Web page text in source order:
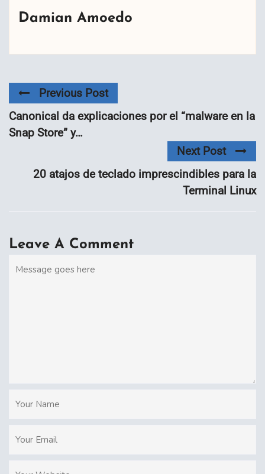
Damian Amoedo
Previous Post
Canonical da explicaciones por el “malware en la
Snap Store” y…
Next Post
20 atajos de teclado imprescindibles para la
Terminal Linux
Leave A Comment